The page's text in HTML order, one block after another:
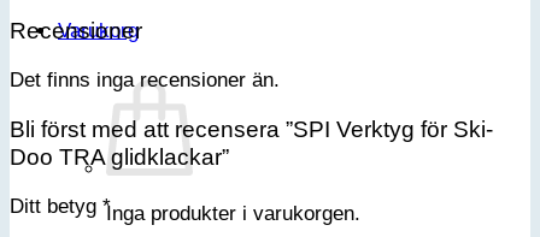
Varukorg
Inga produkter i varukorgen.
Recensioner
Det finns inga recensioner än.
Bli först med att recensera ”SPI Verktyg för Ski-
Doo TRA glidklackar”
Ditt betyg *